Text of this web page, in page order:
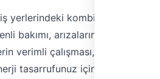
yerlerindeki kombi
bakımı, arızalarının hızlı
verimli çalışması,
tasarrufunuz için